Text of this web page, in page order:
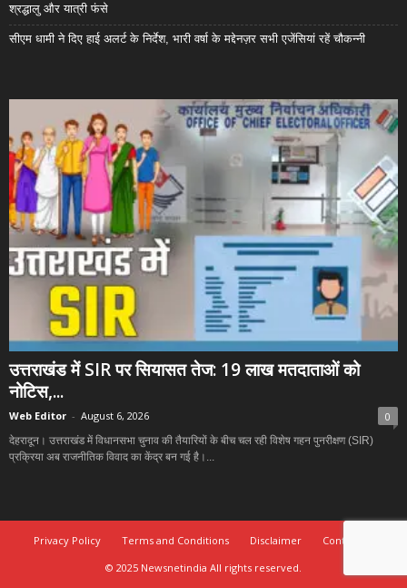
श्रद्धालु और यात्री फंसे
सीएम धामी ने दिए हाई अलर्ट के निर्देश, भारी वर्षा के मद्देनज़र सभी एजेंसियां रहें चौकन्नी
उत्तराखंड में SIR पर सियासत तेज: 19 लाख मतदाताओं को
नोटिस,...
Web Editor - August 6, 2026 0
देहरादून। उत्तराखंड में विधानसभा चुनाव की तैयारियों के बीच चल रही विशेष गहन पुनरीक्षण (SIR)
प्रक्रिया अब राजनीतिक विवाद का केंद्र बन गई है।...
Privacy Policy Terms and Conditions Disclaimer
Contact Us
© 2025 Newsnetindia All rights reserved.